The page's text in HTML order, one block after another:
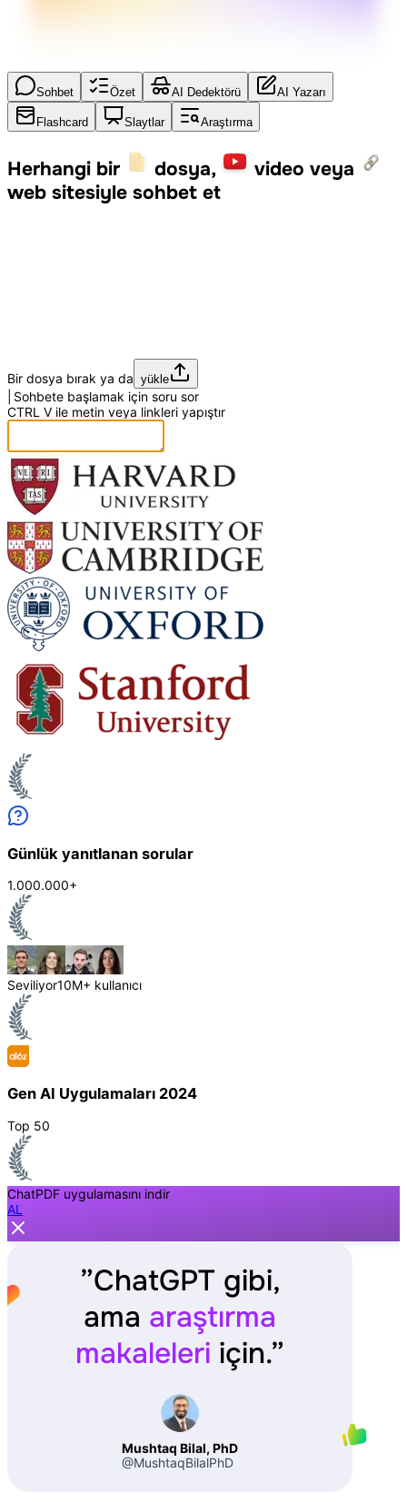
Sohbet Özet AI Dedektörü AI Yazarı
Flashcard Slaytlar Araştırma
Herhangi bir dosya,
video veya
web sitesiyle sohbet et
Bir dosya bırak ya da yükle
Sohbete başlamak için soru sor
CTRL V ile metin veya linkleri yapıştır
Günlük yanıtlanan sorular
1.000.000+
Seviliyor10M+ kullanıcı
Gen AI Uygulamaları 2024
Top 50
ChatPDF uygulamasını indir
AL
”ChatGPT gibi,
ama araştırma
makaleleri için.”
Mushtaq Bilal, PhD
@MushtaqBilalPhD